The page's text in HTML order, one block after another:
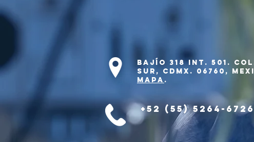
Bajío 318 int. 501.
Sur, CDMX. 06760,
mapa .
+52 (55) 5264-6726